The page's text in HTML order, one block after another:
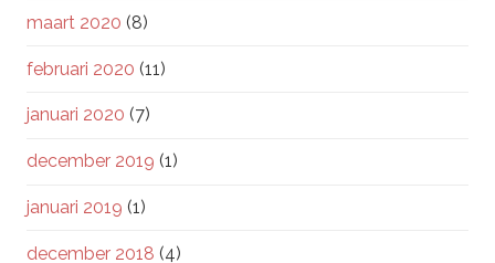
maart 2020 (8)
februari 2020 (11)
januari 2020 (7)
december 2019 (1)
januari 2019 (1)
december 2018 (4)